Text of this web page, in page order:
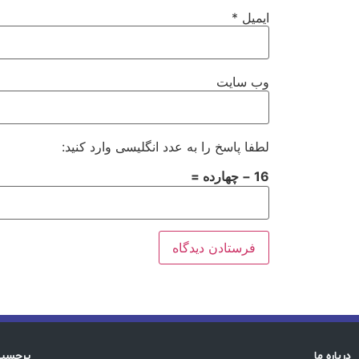
ایمیل *
وب‌ سایت
لطفا پاسخ را به عدد انگلیسی وارد کنید:
16 − چهارده =